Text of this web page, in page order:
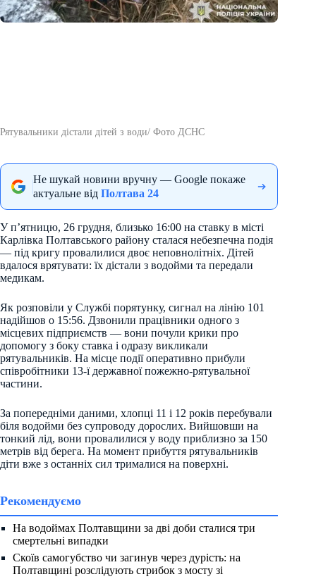
Рятувальники дістали дітей з води/ Фото ДСНС
Не шукай новини вручну — Google покаже
актуальне від Полтава 24
У п’ятницю, 26 грудня, близько 16:00 на ставку в місті
Карлівка Полтавського району сталася небезпечна подія
— під кригу провалилися двоє неповнолітніх. Дітей
вдалося врятувати: їх дістали з водойми та передали
медикам.
Як розповіли у Службі порятунку, сигнал на лінію 101
надійшов о 15:56. Дзвонили працівники одного з
місцевих підприємств — вони почули крики про
допомогу з боку ставка і одразу викликали
рятувальників. На місце події оперативно прибули
співробітники 13-ї державної пожежно-рятувальної
частини.
За попередніми даними, хлопці 11 і 12 років перебували
біля водойми без супроводу дорослих. Вийшовши на
тонкий лід, вони провалилися у воду приблизно за 150
метрів від берега. На момент прибуття рятувальників
діти вже з останніх сил трималися на поверхні.
Рекомендуємо
На водоймах Полтавщини за дві доби сталися три
смертельні випадки
Скоїв самогубство чи загинув через дурість: на
Полтавщині розслідують стрибок з мосту зі